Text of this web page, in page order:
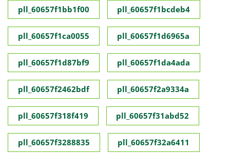
pll_60657f1bb1f00 pll_60657f1bcdeb4
pll_60657f1ca0055 pll_60657f1d6965a
pll_60657f1d87bf9 pll_60657f1da4ada
pll_60657f2462bdf pll_60657f2a9334a
pll_60657f318f419 pll_60657f31abd52
pll_60657f3288835 pll_60657f32a6411